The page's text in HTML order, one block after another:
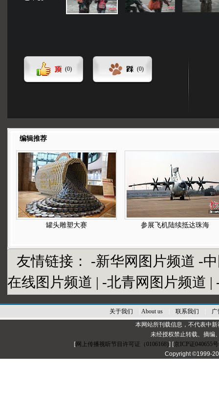
(0) (0)
编辑推荐
罐头雕塑大赛 参展飞机陆续抵达珠海
友情链接： -新华网图片频道 -
在线图片频道 | -北青网图片频道 |
关于我们 About us| 联系我们
广
本网站所刊载信息，不代表中
未经授权禁止转载、摘编
[网上传播视听节目许可证（0106168)] [京ICP证040655号
Copyright ©1999-